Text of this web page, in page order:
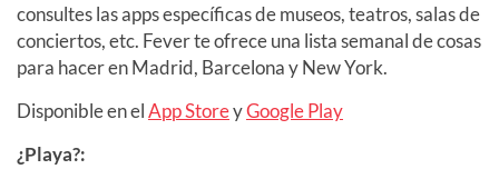
consultes las apps específicas de museos, teatros, salas de
conciertos, etc. Fever te ofrece una lista semanal de cosas
para hacer en Madrid, Barcelona y New York.
Disponible en elApp StoreyGoogle Play
¿Playa?: